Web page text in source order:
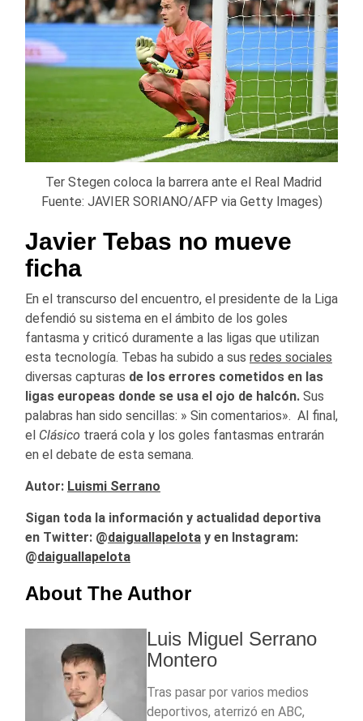
Ter Stegen coloca la barrera ante el Real Madrid
Fuente: JAVIER SORIANO/AFP via Getty Images)
Javier Tebas no mueve
ficha
En el transcurso del encuentro, el presidente de la Liga
defendió su sistema en el ámbito de los goles
fantasma y criticó duramente a las ligas que utilizan
esta tecnología. Tebas ha subido a sus redes sociales
diversas capturas de los errores cometidos en las
ligas europeas donde se usa el ojo de halcón. Sus
palabras han sido sencillas: » Sin comentarios». Al final,
el Clásico traerá cola y los goles fantasmas entrarán
en el debate de esta semana.
Autor: Luismi Serrano
Sigan toda la información y actualidad deportiva
en Twitter: @daiguallapelota y en Instagram:
@daiguallapelota
About The Author
Luis Miguel Serrano
Montero
Tras pasar por varios medios
deportivos, aterrizó en ABC,